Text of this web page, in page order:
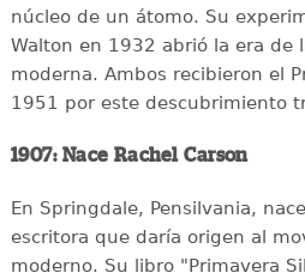
núcleo de un átomo. Su
Walton en 1932 abrió la era de
moderna. Ambos recibieron el
1951 por este descubrimiento
1907: Nace Rachel Carson
En Springdale, Pensilvania,
escritora que daría origen al
moderno. Su libro "Primavera